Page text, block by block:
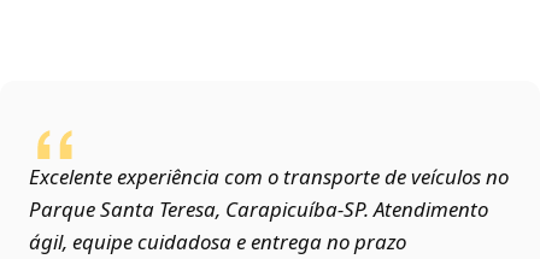
Excelente experiência com o transporte de veículos no
Parque Santa Teresa, Carapicuíba‑SP. Atendimento
ágil, equipe cuidadosa e entrega no prazo